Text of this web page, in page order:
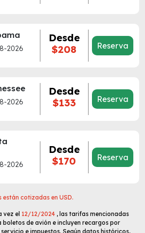
2026
Desde
$208
Reserva
2026
Desde
$133
Reserva
2026
Desde
$170
Reserva
cotizadas en USD.
vez el 12/12/2024 , las tarifas mencionadas
de avión e incluyen recargos por
e impuestos. Según datos históricos,